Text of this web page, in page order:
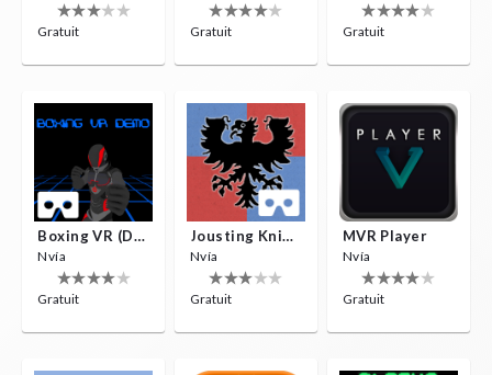
Gratuit Gratuit Gratuit
Boxing VR (Demo)
Nvía
Gratuit
Jousting Knights VR
Nvía
Gratuit
MVR Player
Nvía
Gratuit